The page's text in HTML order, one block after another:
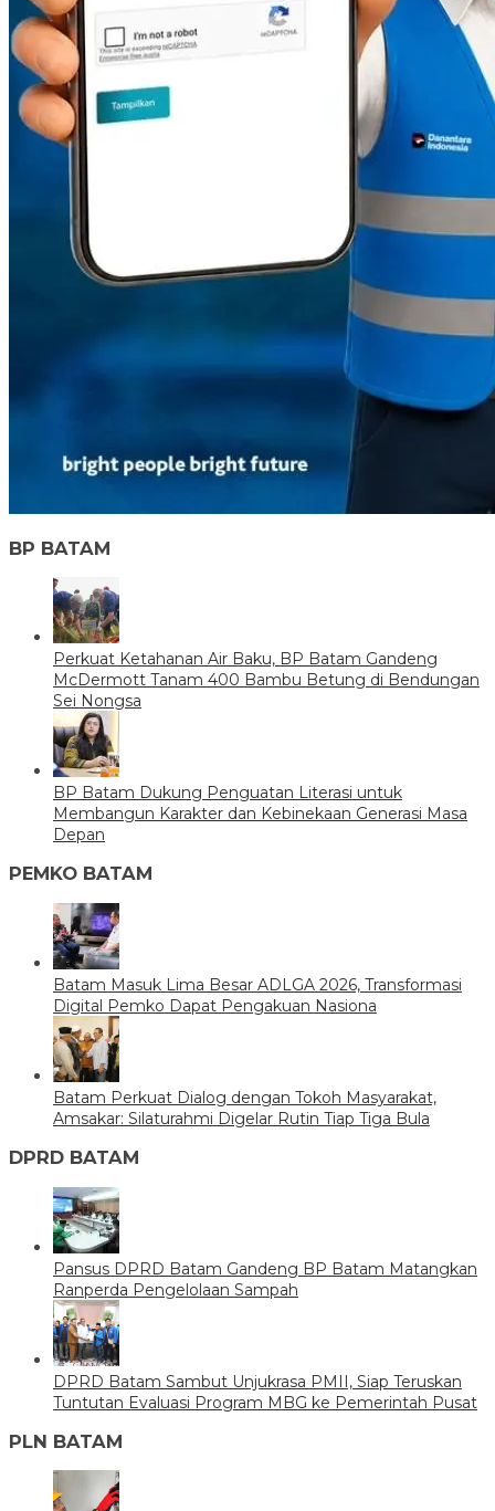
BP BATAM
Perkuat Ketahanan Air Baku, BP Batam Gandeng
McDermott Tanam 400 Bambu Betung di Bendungan
Sei Nongsa
BP Batam Dukung Penguatan Literasi untuk
Membangun Karakter dan Kebinekaan Generasi Masa
Depan
PEMKO BATAM
Batam Masuk Lima Besar ADLGA 2026, Transformasi
Digital Pemko Dapat Pengakuan Nasiona
Batam Perkuat Dialog dengan Tokoh Masyarakat,
Amsakar: Silaturahmi Digelar Rutin Tiap Tiga Bula
DPRD BATAM
Pansus DPRD Batam Gandeng BP Batam Matangkan
Ranperda Pengelolaan Sampah
DPRD Batam Sambut Unjukrasa PMII, Siap Teruskan
Tuntutan Evaluasi Program MBG ke Pemerintah Pusat
PLN BATAM